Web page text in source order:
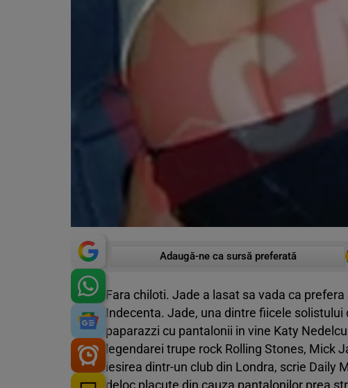
Adaugă-ne ca sursă preferată
Fara chiloti. Jade a lasat sa vada ca
Indecenta. Jade, una dintre fiicele solistului
paparazzi cu pantalonii in vine Katy
legendarei trupe rock Rolling Stones, Mick
iesirea dintr-un club din Londra, scrie Daily